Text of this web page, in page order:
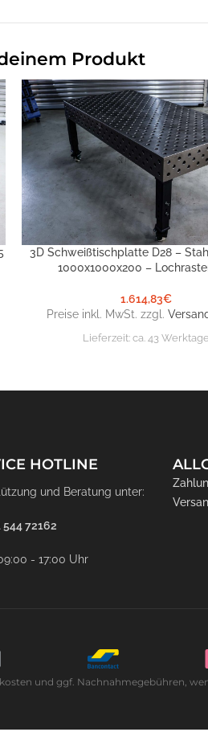
Produkt
IN DEN WARENKORB
3D Schweißtischplatte D28 –
1000x1000x200 –
1.614,83€
Preise inkl. MwSt. zzgl.
Lieferzeit: ca. 43 Werktage
HOTLINE
und Beratung unter:
544 72162
- 17:00 Uhr
und ggf. Nachnahmegebühren,